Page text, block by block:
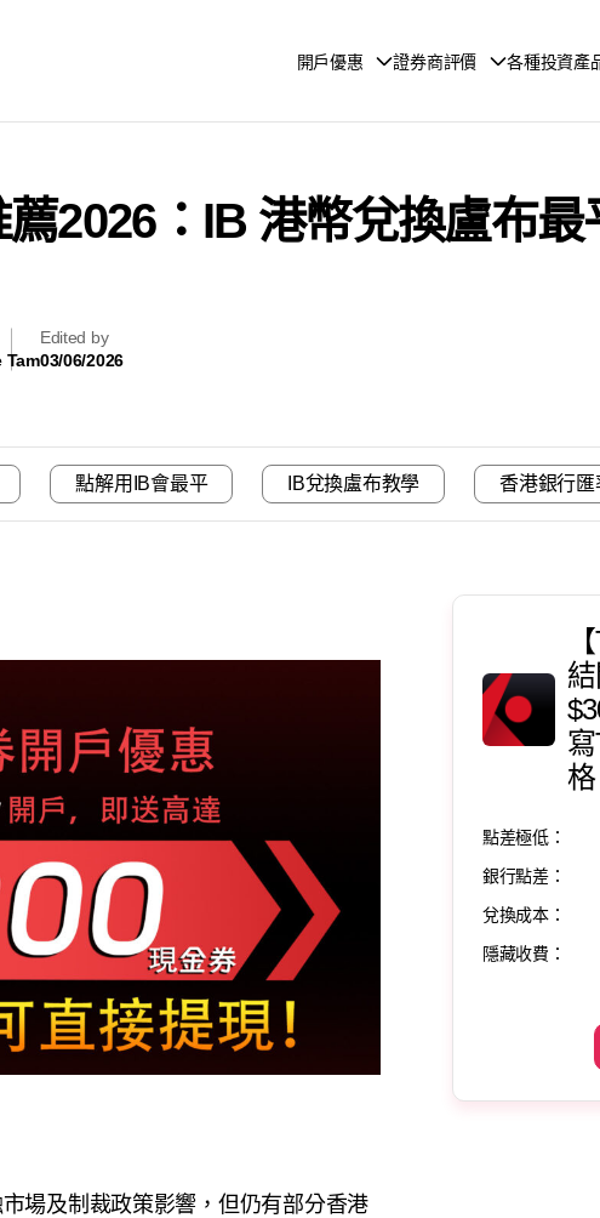
開戶優惠 證券商評價 各種投資產
2026：IB 港幣兌換盧布
Tam
Edited by
03/06/2026
點解用IB會最平 IB兌換盧布教學 香港銀行匯
場及制裁政策影響，但仍有部分香港
格
點差極低：
銀行點差：
兌換成本：
隱藏收費：